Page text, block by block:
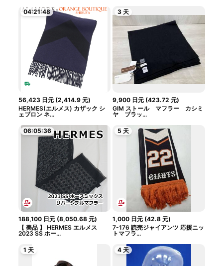
04:21:47
56,423 日元(2,414.9 元)
HERMES(エルメス) カザック シ
ェブロン ネ...
3 天
9,900 日元 (423.72 元)
GIM ストール マフラー カシミ
ヤ ブラッ...
06:05:35
188,100 日元(8,050.68 元)
【 美品 】 HERMES エルメス
2023 SS ホー...
5 天
1,000 日元 (42.8 元)
7-176 読売ジャイアンツ 応援ニッ
トマフラ...
1 天 4 天